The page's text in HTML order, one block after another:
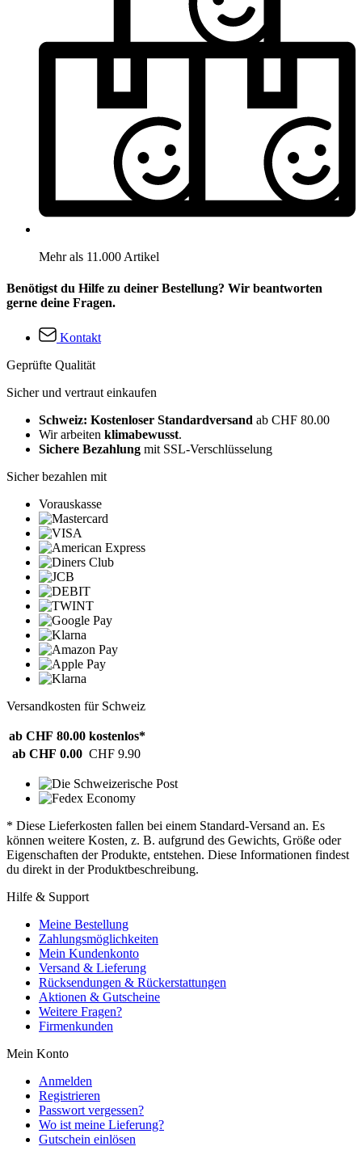
Mehr als 11.000 Artikel
Benötigst du Hilfe zu deiner Bestellung? Wir beantworten
gerne deine Fragen.
Kontakt
Geprüfte Qualität
Sicher und vertraut einkaufen
Schweiz: Kostenloser Standardversand ab CHF 80.00
Wir arbeiten klimabewusst.
Sichere Bezahlung mit SSL-Verschlüsselung
Sicher bezahlen mit
Vorauskasse
Versandkosten für Schweiz
ab CHF 80.00 kostenlos*
ab CHF 0.00 CHF 9.90
* Diese Lieferkosten fallen bei einem Standard-Versand an. Es
können weitere Kosten, z. B. aufgrund des Gewichts, Größe oder
Eigenschaften der Produkte, entstehen. Diese Informationen findest
du direkt in der Produktbeschreibung.
Hilfe & Support
Meine Bestellung
Zahlungsmöglichkeiten
Mein Kundenkonto
Versand & Lieferung
Rücksendungen & Rückerstattungen
Aktionen & Gutscheine
Weitere Fragen?
Firmenkunden
Mein Konto
Anmelden
Registrieren
Passwort vergessen?
Wo ist meine Lieferung?
Gutschein einlösen